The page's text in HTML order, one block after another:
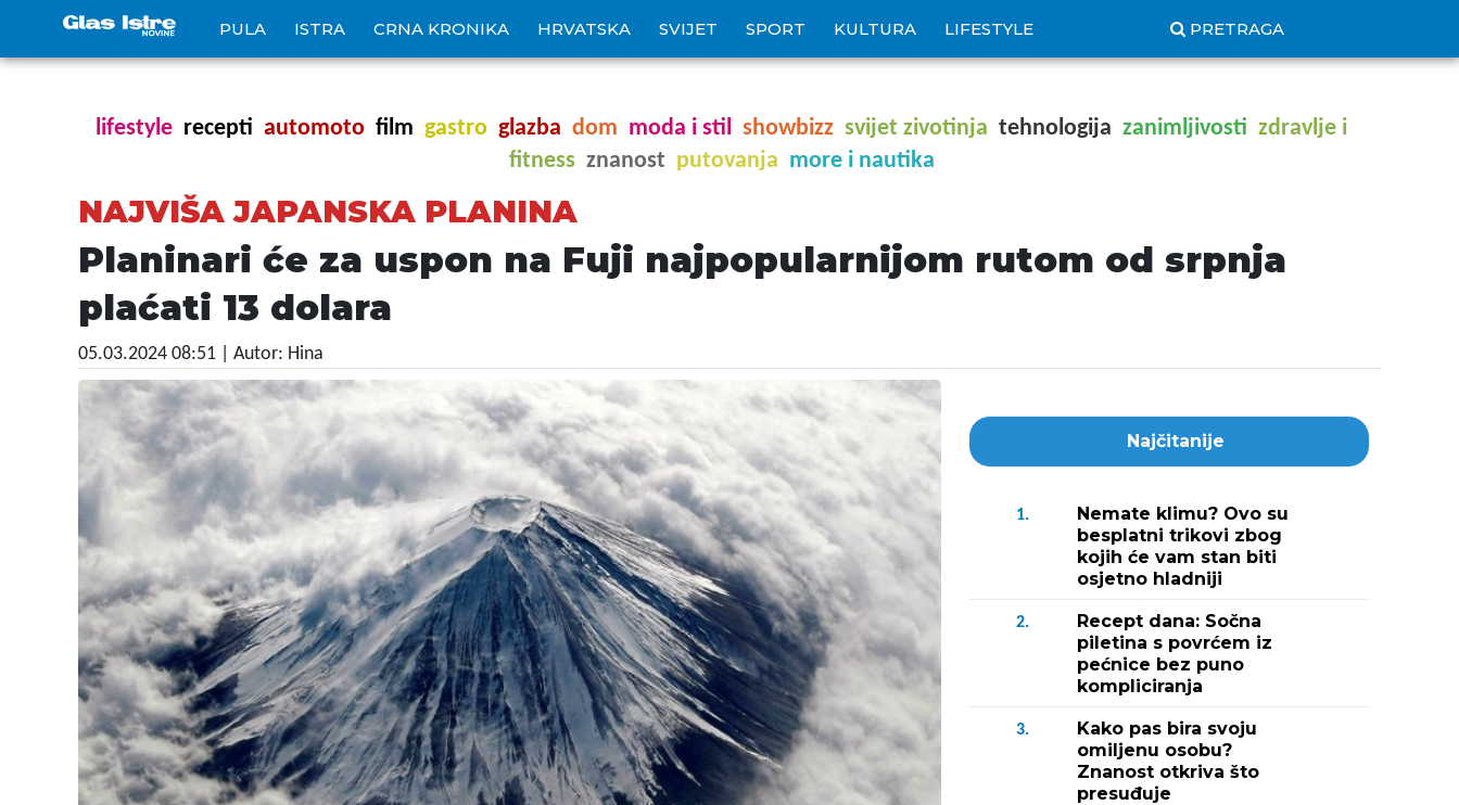
PULA ISTRA CRNA KRONIKA HRVATSKA SVIJET SPORT KULTURA LIFESTYLE PRETRAGA
lifestyle recepti automoto film gastro glazba dom moda i stil showbizz svijet zivotinja tehnologija zanimljivosti zdravlje i
fitness znanost putovanja more i nautika
NAJVIŠA JAPANSKA PLANINA
Planinari će za uspon na Fuji najpopularnijom rutom od srpnja
plaćati 13 dolara
05.03.2024 08:51 | Autor: Hina
Najčitanije
1.
Nemate klimu? Ovo su
besplatni trikovi zbog
kojih će vam stan biti
osjetno hladniji
2.
Recept dana: Sočna
piletina s povrćem iz
pećnice bez puno
kompliciranja
3.
Kako pas bira svoju
omiljenu osobu?
Znanost otkriva što
presuđuje